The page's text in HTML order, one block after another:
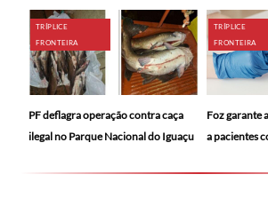
TRÍPLICE
FRONTEIRA
PF deflagra operação contra caça
ilegal no Parque Nacional do Iguaçu
TRÍPLICE
FRONTEIRA
Foz garante
a pacientes